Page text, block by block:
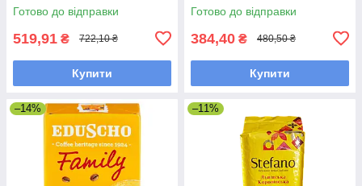
Готово до відправки
519,91 ₴ 722,10 ₴
Купити
Готово до відправки
384,40 ₴ 480,50 ₴
Купити
–14% –11%